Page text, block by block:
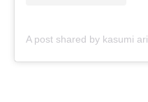
A post shared by kasumi